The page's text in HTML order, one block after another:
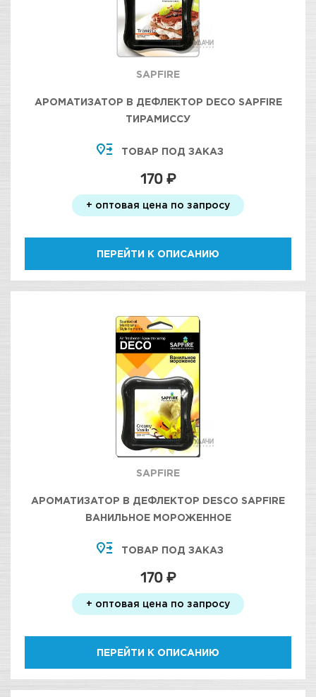
SAPFIRE
АРОМАТИЗАТОР В ДЕФЛЕКТОР DECO SAPFIRE
ТИРАМИССУ
ТОВАР ПОД ЗАКАЗ
170 ₽
+ оптовая цена по запросу
ПЕРЕЙТИ К ОПИСАНИЮ
SAPFIRE
АРОМАТИЗАТОР В ДЕФЛЕКТОР DESCO SAPFIRE
ВАНИЛЬНОЕ МОРОЖЕННОЕ
ТОВАР ПОД ЗАКАЗ
170 ₽
+ оптовая цена по запросу
ПЕРЕЙТИ К ОПИСАНИЮ